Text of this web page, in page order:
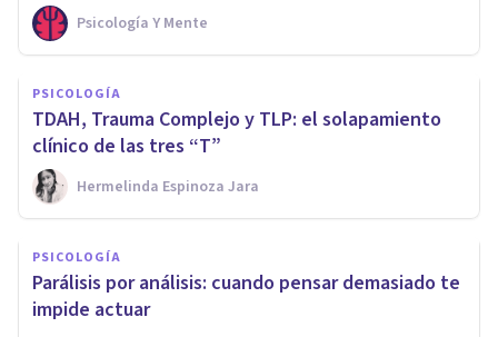
Psicología Y Mente
PSICOLOGÍA
TDAH, Trauma Complejo y TLP: el solapamiento
clínico de las tres “T”
Hermelinda Espinoza Jara
PSICOLOGÍA
Parálisis por análisis: cuando pensar demasiado te
impide actuar